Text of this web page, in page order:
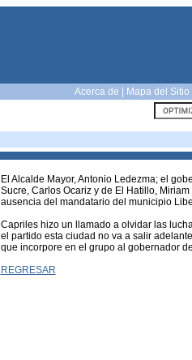
Acerca de Mapa del Sitio
El Alcalde Mayor, Antonio Ledezma; el
Sucre, Carlos Ocariz y de El Hatillo,
ausencia del mandatario del municipio
Capriles hizo un llamado a olvidar las
el partido esta ciudad no va a salir
que incorpore en el grupo al gobernador
REGRESAR